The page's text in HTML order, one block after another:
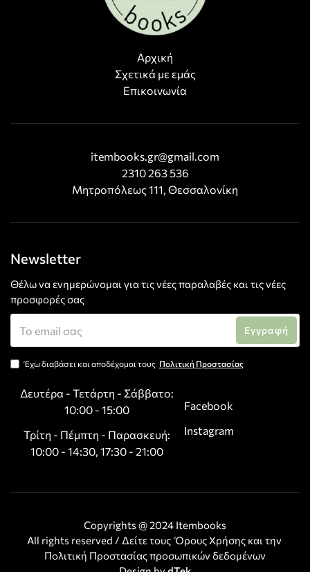
Αρχική
Σχετικά με εμάς
Επικοινωνία
itembooks.gr@gmail.com
2310 263 536
Μητροπόλεως 111, Θεσσαλονίκη
Newsletter
Θέλω να ενημερώνομαι για τις νέες παραλαβές και τις νέες
προσφορές σας
Εγγραφή
Έχω διαβάσει και αποδέχομαι τους Πολιτική Προστασίας
Δευτέρα - Τετάρτη - Σάββατο:
10:00 - 15:00
Τρίτη - Πέμπτη - Παρασκευή:
10:00 - 14:30, 17:30 - 21:00
Facebook
Instagram
Copyrights @2024 Itembooks
All rights reserved / Δείτε τουςΌρους Χρήσηςκαι την
Πολιτική Προστασίας προσωπικών δεδομένων